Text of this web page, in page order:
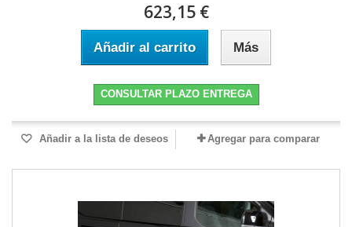
623,15 €
Añadir al carrito Más
CONSULTAR PLAZO ENTREGA
Añadir a la lista de deseos Agregar para comparar